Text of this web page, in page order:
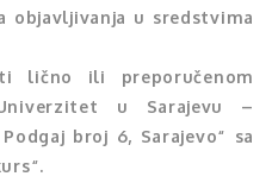
objavljivanja u sredstvima
lično ili preporučenom
u Sarajevu –
broj 6, Sarajevo“ sa